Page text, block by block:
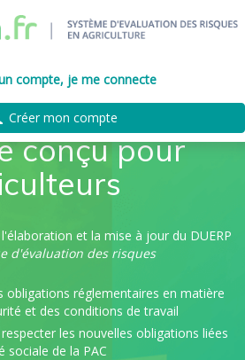
compte, je me connecte
Créer mon compte
conçu pour
et la mise à jour du DUERP
d'évaluation des risques
obligations réglementaires en matière
et des conditions de travail
les nouvelles obligations liées
sociale de la PAC